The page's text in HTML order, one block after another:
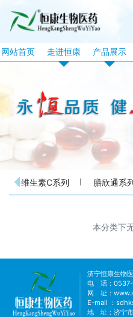
网站首页
走进恒康
企业资质
行业资讯
企业文化
企业视频
品牌故事
产品展示
恒康产品
液饮产品
露酒系列
丸剂系列
化妆品系列
维生素C系列 膳欣通系
本分类下
济宁恒康生物
电 话：0537-
网 址：
E-mail ：
地 址：济宁市